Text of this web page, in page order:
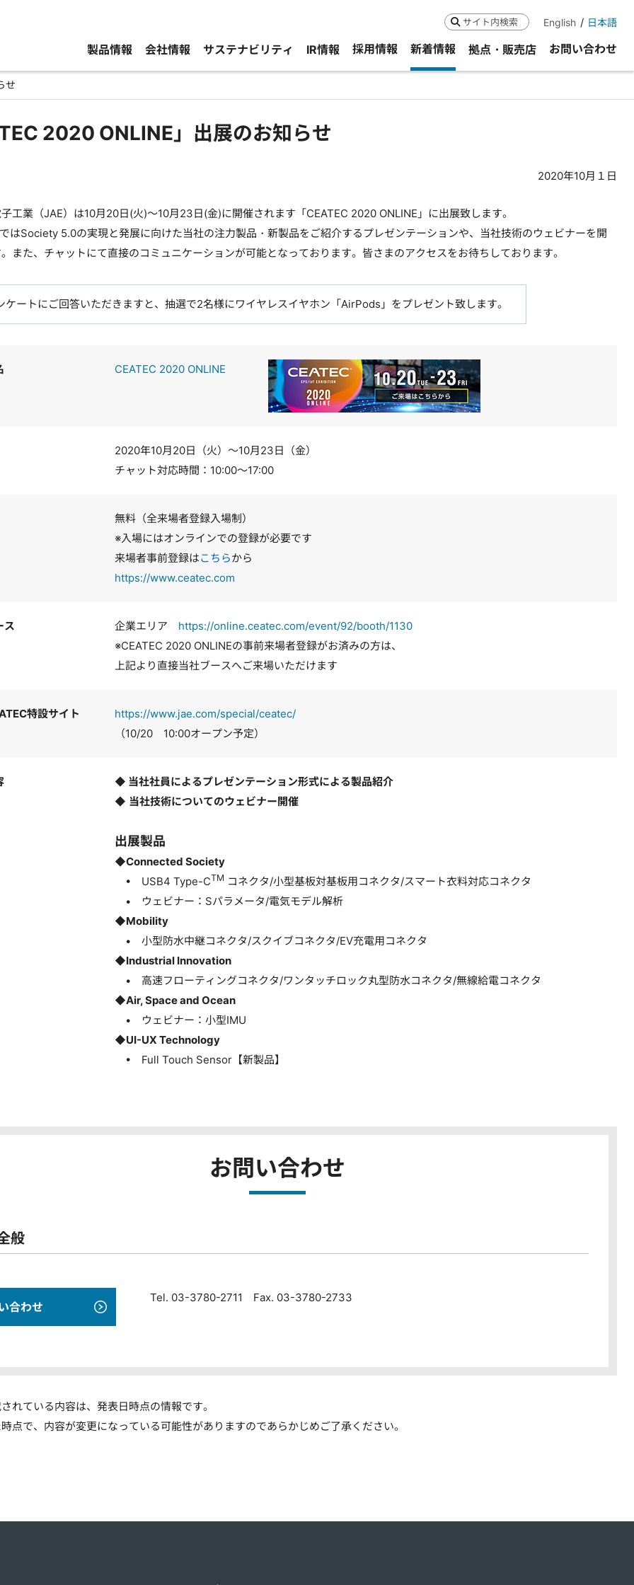
検索 English 日本語
製品情報 会社情報 サステナビリティ IR情報 採用情報 新着情報 拠点・販売店 お問い合わせ
せ
2020 ONLINE」出展のお知らせ
2020年10月１日
業（JAE）は10月20日(火)～10月23日(金)に開催されます「CEATEC 2020 ONLINE」に出展致します。
Society 5.0の実現と発展に向けた当社の注力製品・新製品をご紹介するプレゼンテーションや、当社技術のウェビナーを開
また、チャットにて直接のコミュニケーションが可能となっております。皆さまのアクセスをお待ちしております。
ケートにご回答いただきますと、抽選で2名様にワイヤレスイヤホン「AirPods」をプレゼント致します。
CEATEC 2020 ONLINE
2020年10月20日（火）～10月23日（金）
チャット対応時間：10:00～17:00
無料（全来場者登録入場制）
※入場にはオンラインでの登録が必要です
来場者事前登録はこちらから
https://www.ceatec.com
ス 企業エリア https://online.ceatec.com/event/92/booth/1130
※CEATEC 2020 ONLINEの事前来場者登録がお済みの方は、
上記より直接当社ブースへご来場いただけます
特設サイト
https://www.jae.com/special/ceatec/
（10/20 10:00オープン予定）
◆ 当社社員によるプレゼンテーション形式による製品紹介
◆ 当社技術についてのウェビナー開催
出展製品
◆Connected Society
• USB4 Type-CTM コネクタ/小型基板対基板用コネクタ/スマート衣料対応コネクタ
• ウェビナー：Sパラメータ/電気モデル解析
◆Mobility
• 小型防水中継コネクタ/スクイブコネクタ/EV充電用コネクタ
◆Industrial Innovation
• 高速フローティングコネクタ/ワンタッチロック丸型防水コネクタ/無線給電コネクタ
◆Air, Space and Ocean
• ウェビナー：小型IMU
◆UI-UX Technology
• Full Touch Sensor【新製品】
お問い合わせ
般
合わせ
Tel. 03-3780-2711 Fax. 03-3780-2733
れている内容は、発表日時点の情報です。
点で、内容が変更になっている可能性がありますのであらかじめご了承ください。